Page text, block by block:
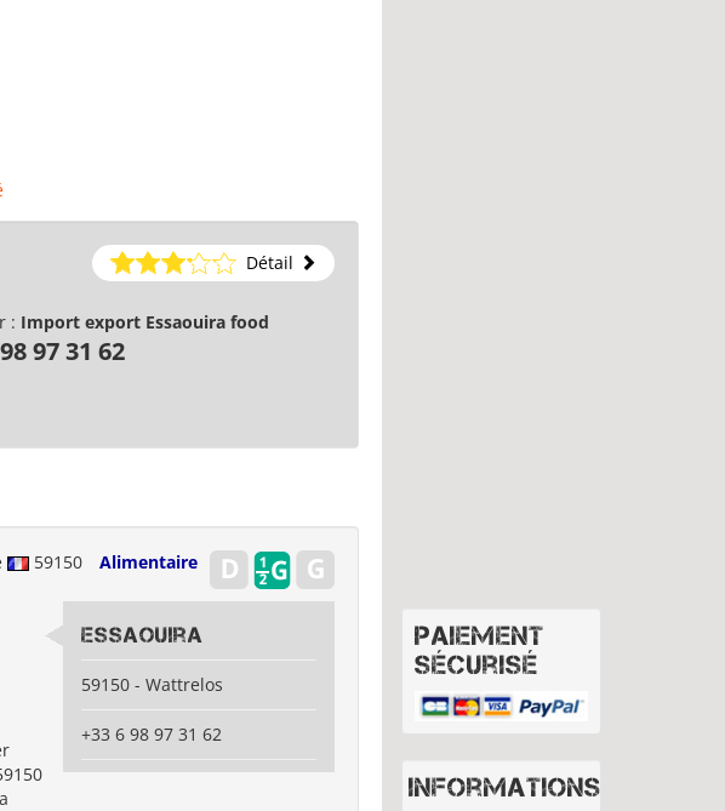
Détail
: Import export Essaouira food
97 31 62
59150 Alimentaire
Essaouira
59150 - Wattrelos
+33 6 98 97 31 62
Paiement
sécurisé
Informations